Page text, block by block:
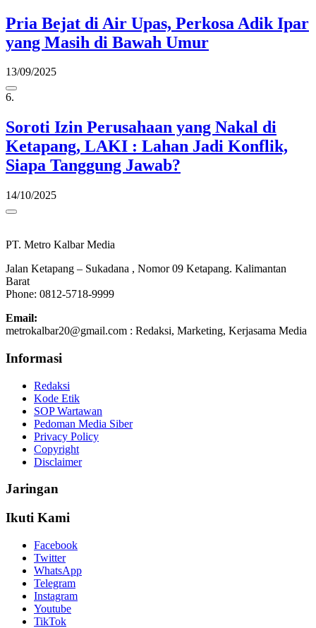
Pria Bejat di Air Upas, Perkosa Adik Ipar
yang Masih di Bawah Umur
13/09/2025
6.
Soroti Izin Perusahaan yang Nakal di
Ketapang, LAKI : Lahan Jadi Konflik,
Siapa Tanggung Jawab?
14/10/2025
PT. Metro Kalbar Media
Jalan Ketapang – Sukadana , Nomor 09 Ketapang. Kalimantan
Barat
Phone: 0812-5718-9999
Email:
metrokalbar20@gmail.com : Redaksi, Marketing, Kerjasama Media
Informasi
Redaksi
Kode Etik
SOP Wartawan
Pedoman Media Siber
Privacy Policy
Copyright
Disclaimer
Jaringan
Ikuti Kami
Facebook
Twitter
WhatsApp
Telegram
Instagram
Youtube
TikTok